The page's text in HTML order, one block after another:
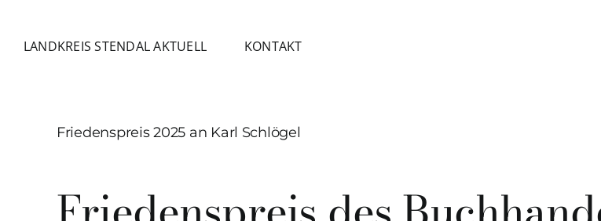
LANDKREIS STENDAL AKTUELL KONTAKT
Friedenspreis 2025 an Karl Schlögel